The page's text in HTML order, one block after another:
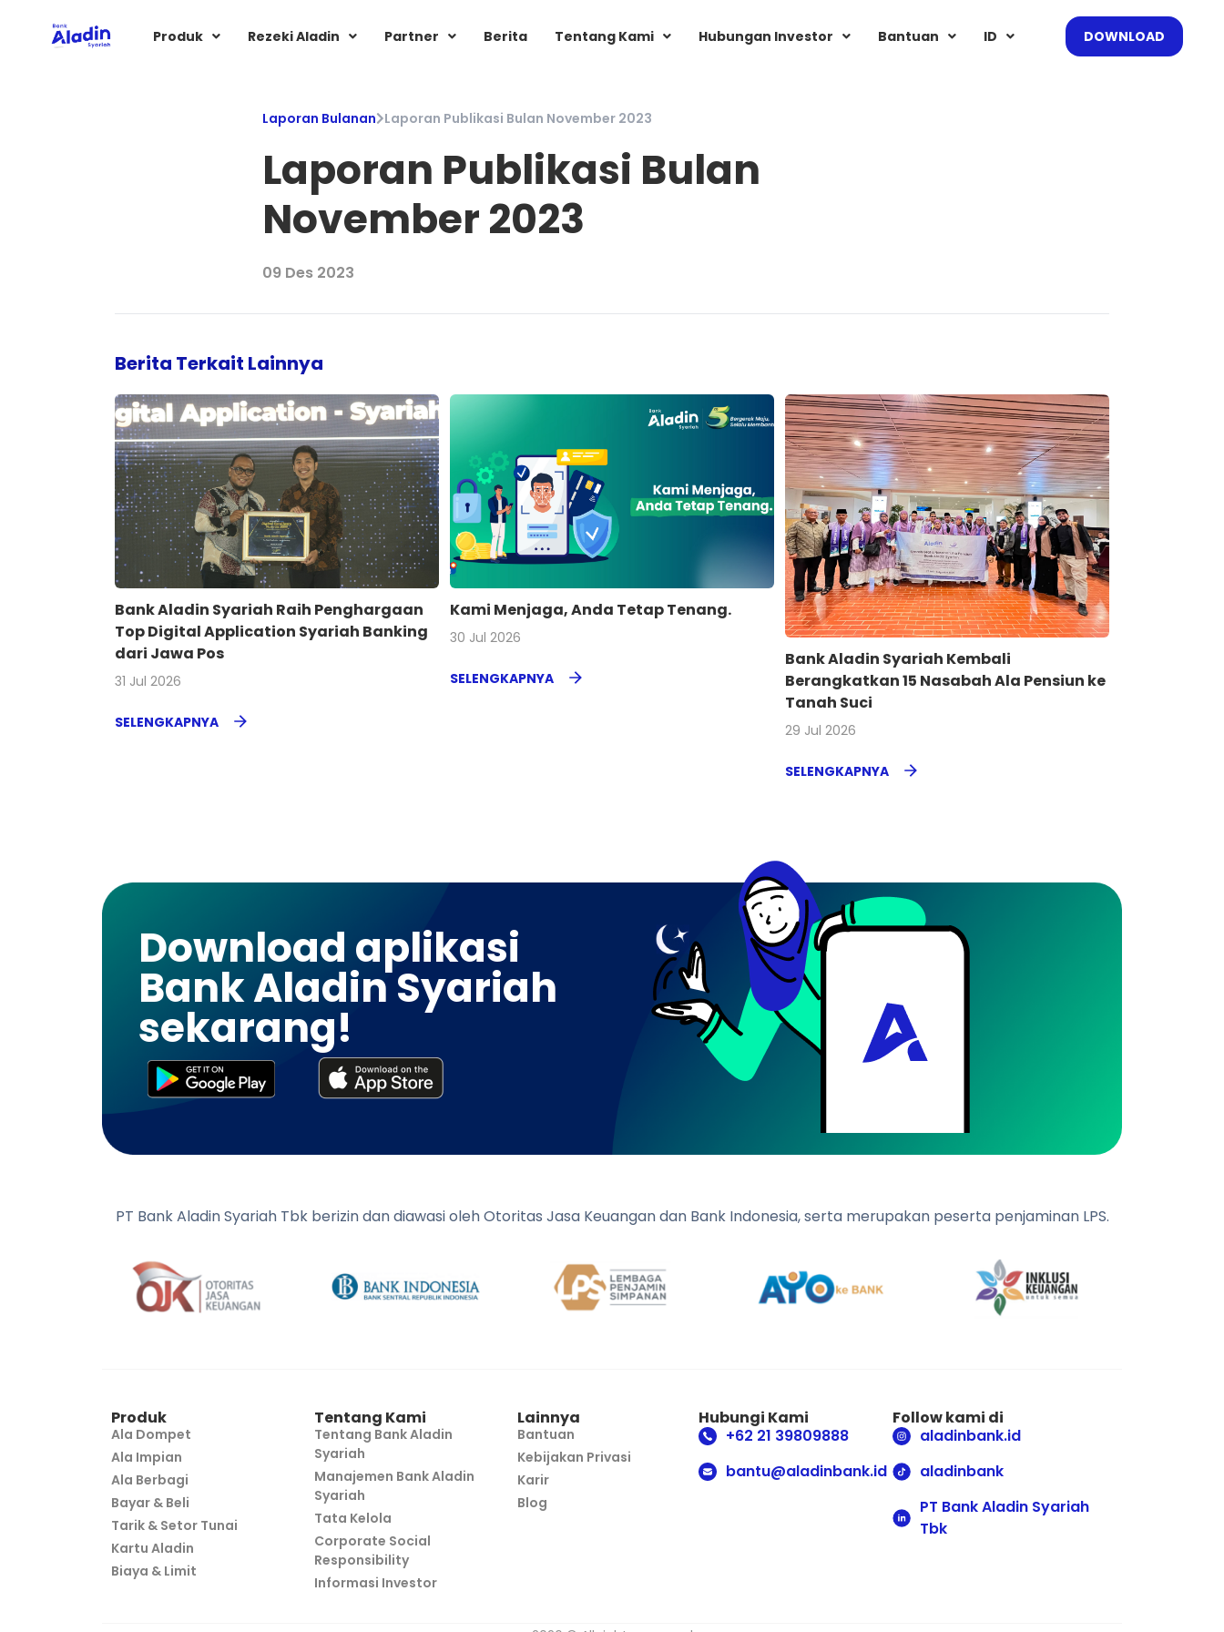
Produk Rezeki Aladin Partner Berita Tentang Kami Hubungan Investor Bantuan ID DOWNLOAD
Laporan Bulanan Laporan Publikasi Bulan November 2023
Laporan Publikasi Bulan
November 2023
09 Des 2023
Berita Terkait Lainnya
Bank Aladin Syariah Raih Penghargaan
Top Digital Application Syariah Banking
dari Jawa Pos
31 Jul 2026
SELENGKAPNYA
Kami Menjaga, Anda Tetap Tenang.
30 Jul 2026
SELENGKAPNYA
Bank Aladin Syariah Kembali
Berangkatkan 15 Nasabah Ala Pensiun ke
Tanah Suci
29 Jul 2026
SELENGKAPNYA
Download aplikasi
Bank Aladin Syariah
sekarang!
PT Bank Aladin Syariah Tbk berizin dan diawasi oleh Otoritas Jasa Keuangan dan Bank Indonesia, serta merupakan peserta penjaminan LPS.
Produk
Ala Dompet
Ala Impian
Ala Berbagi
Bayar & Beli
Tarik & Setor Tunai
Kartu Aladin
Biaya & Limit
Tentang Kami
Tentang Bank Aladin
Syariah
Manajemen Bank Aladin
Syariah
Tata Kelola
Corporate Social
Responsibility
Informasi Investor
Lainnya
Bantuan
Kebijakan Privasi
Karir
Blog
Hubungi Kami
+62 21 39809888
bantu@aladinbank.id
Follow kami di
aladinbank.id
aladinbank
PT Bank Aladin Syariah
Tbk